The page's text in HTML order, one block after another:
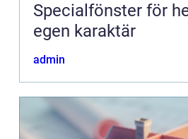
Specialfönster för
egen karaktär
admin